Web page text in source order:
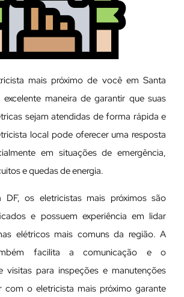
mais próximo de você em Santa
maneira de garantir que suas
sejam atendidas de forma rápida e
local pode oferecer uma resposta
em situações de emergência,
e quedas de energia.
DF, os eletricistas mais próximos são
e possuem experiência em lidar
elétricos mais comuns da região. A
facilita a comunicação e o
visitas para inspeções e manutenções
com o eletricista mais próximo garante